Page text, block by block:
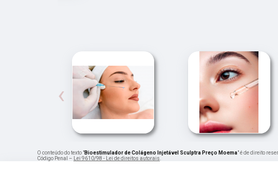
‹
O conteúdo do texto "Bioestimulador de Colágeno Injetável Sculptra Preço Moema" é de direito
Código Penal –
Lei 9610/98 - Lei de direitos autorais